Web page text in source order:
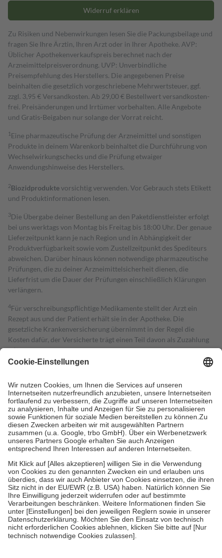
Widerruf erklären
Zu Risiken und Nebenwirkungen lesen Sie die Packungsbeilage und
fragen Sie Ihre Ärztin, Ihren Arzt oder in Ihrer Apotheke. AVP:
Üblicher Apothekenverkaufspreis berechnet nach der
Arzneimittelpreisverordnung. UVP: Unverbindliche
Preisempfehlung des Herstellers. Die angegebenen Preise
beinhalten die gesetzlich vorgeschriebene Mehrwertsteuer, ggf.
zzgl. 3,95 € Versandkosten. Ab 29,00 € Bestell­wert versand­kosten­
frei. Preisänderungen und Irrtümer vorbehalten. Alle Angebote
und Gratis-Beigaben nur solange der Vorrat reicht.
1 Eine pharmazeutische Prüfung der Arzneimittel und sonstigen
Produkte in deinem Warenkorb beinhaltet die Durchführung von
Wechselwirkungschecks und die Prüfung etwaiger
Anwendungshinweise des Herstellers.
2Biozidproduktevorsichtig verwenden. Vor Gebrauch stets Etikett
und Produktinformationen lesen.
3Die Übergabe deiner Bestellung an den Paketdienstleister erfolgt
bei uns werktags von Montag bis Freitag bis 18:00 Uhr. Der genaue
Lieferzeitpunkt kann je nach Region und in Abhängigkeit der
Produktverfügbarkeit sowie vom Zustellzeitpunkt des Spediteurs
abweichen. Darüber hinaus können notwendige pharmazeutische
Prüfungen, die zu deiner Arzneimittelsicherheit dienen, die
Lieferfrist um die Dauer der Prüfungen einschließlich Klärungen
verlängern.
4Für verschreibungspflichtige Medikamente stellt der Arzt ein
Rezept aus und der Patient erhält sie in der Apotheke. Die
gesetzliche Krankenversicherung übernimmt in der Regel die
Kosten dafür, der Versicherte trägt einen Teil davon als Zuzahlung
mit.
Grundsätzlich leisten Mitglieder Zuzahlungen in Höhe von zehn
höchstens zehn Euro.
Es sind jedoch nie mehr als die tatsächlichen
Kosten der Leistung zu entrichten.
Diese Regeln gelten grundsätzlich auch für Online-Apotheken.
Bei Heilmitteln und häuslicher Krankenpflege beträgt die
Zuzahlung zehn Prozent der Kosten sowie zehn Euro je
Verordnung.
Um das Engagement der Versicherten für ihre eigene Gesundheit zu
stärken und die besondere Stellung der Familie zu unterstützen,
fallenkeine Zuzahlungenan bei:
• Kindern und Jugendlichen bis zum vollendeten 18. Lebensjahr
mit Ausnahme der Fahrkosten
• Untersuchungen zur Vorsorge und Früherkennung, die von der
GKV getragen werden
• empfohlenen Schutzimpfungen
• Harn- und Blutteststreifen